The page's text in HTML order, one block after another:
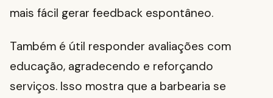
mais fácil gerar feedback espontâneo.
Também é útil responder avaliações com
educação, agradecendo e reforçando
serviços. Isso mostra que a barbearia se